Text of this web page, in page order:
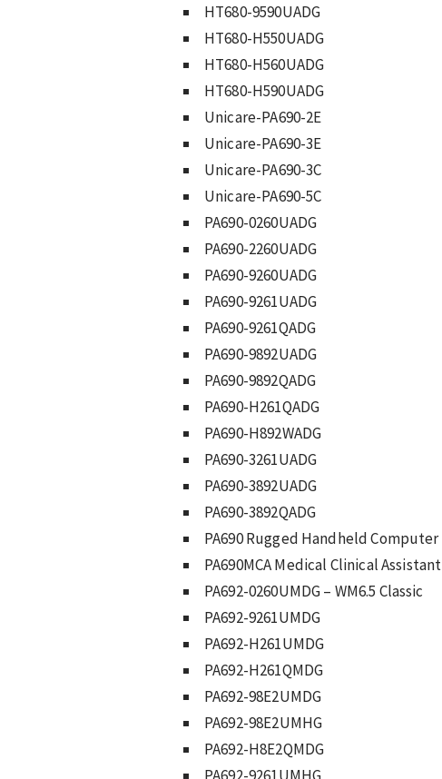
HT680-9590UADG
HT680-H550UADG
HT680-H560UADG
HT680-H590UADG
Unicare-PA690-2E
Unicare-PA690-3E
Unicare-PA690-3C
Unicare-PA690-5C
PA690-0260UADG
PA690-2260UADG
PA690-9260UADG
PA690-9261UADG
PA690-9261QADG
PA690-9892UADG
PA690-9892QADG
PA690-H261QADG
PA690-H892WADG
PA690-3261UADG
PA690-3892UADG
PA690-3892QADG
PA690 Rugged Handheld Computer
PA690MCA Medical Clinical Assistant
PA692-0260UMDG – WM6.5 Classic
PA692-9261UMDG
PA692-H261UMDG
PA692-H261QMDG
PA692-98E2UMDG
PA692-98E2UMHG
PA692-H8E2QMDG